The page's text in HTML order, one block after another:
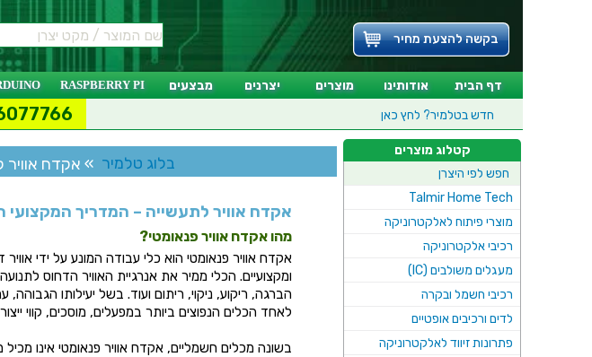
בקשה להצעת מחיר
דף הבית אודותינו מוצרים יצרנים מבצעים RASPBERRY PI
חדש בטלמיר? לחץ כאן
בלוג טלמיר » אקדח
אקדח אוויר לתעשייה – המדריך המקצועי
מהו אקדח אוויר פנאומטי?
אקדח אוויר פנאומטי הוא כלי עבודה המונע על ידי
ומקצועיים. הכלי ממיר את אנרגיית האוויר הדחוס
הברגה, ריקוע, ניקוי, ריתום ועוד. בשל יעילותו הגבוהה,
לאחד הכלים הנפוצים ביותר במפעלים, מוסכים, קווי
בשונה מכלים חשמליים, אקדח אוויר פנאומטי אינו מכיל
קטלוג מוצרים
חפש לפי היצרן
Talmir Home Tech
מוצרי פיתוח לאלקטרוניקה
רכיבי אלקטרוניקה
מעגלים משולבים (IC)
רכיבי חשמל ובקרה
לדים ורכיבים אופטיים
פתרונות זיווד לאלקטרוניקה